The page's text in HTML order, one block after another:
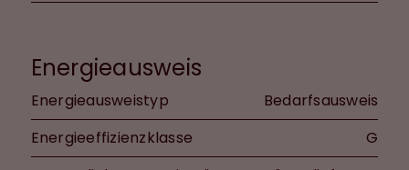
Energieausweis
Energieausweistyp
Bedarfsausweis
Energieeffizienzklasse
G